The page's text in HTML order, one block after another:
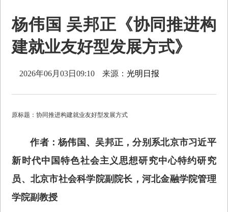
杨伟国 吴邦正《协同推进构
建就业友好型发展方式》
2026年06月03日09:10 来源：光明日报
原标题：协同推进构建就业友好型发展方式
作者：杨伟国、吴邦正，分别系北京市习近平
新时代中国特色社会主义思想研究中心特约研究
员、北京市社会科学院副院长，河北金融学院管理
学院副教授